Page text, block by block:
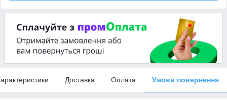
Доставка Оплата Умови повернення